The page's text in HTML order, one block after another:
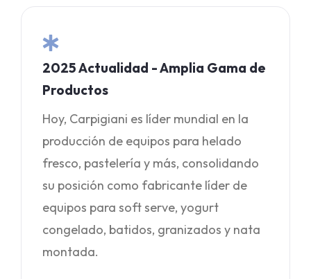
2025 Actualidad - Amplia Gama de
Productos
Hoy, Carpigiani es líder mundial en la
producción de equipos para helado
fresco, pastelería y más, consolidando
su posición como fabricante líder de
equipos para soft serve, yogurt
congelado, batidos, granizados y nata
montada.